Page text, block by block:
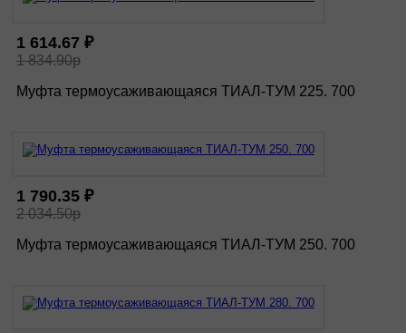
1 614.67 ₽
1 834.90р
Муфта термоусаживающаяся ТИАЛ-ТУМ 225. 700
1 790.35 ₽
2 034.50р
Муфта термоусаживающаяся ТИАЛ-ТУМ 250. 700